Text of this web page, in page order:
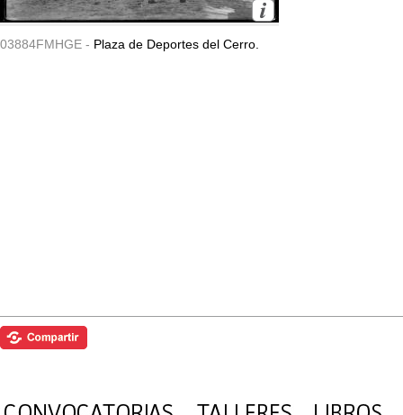
03884FMHGE - Plaza de Deportes del Cerro.